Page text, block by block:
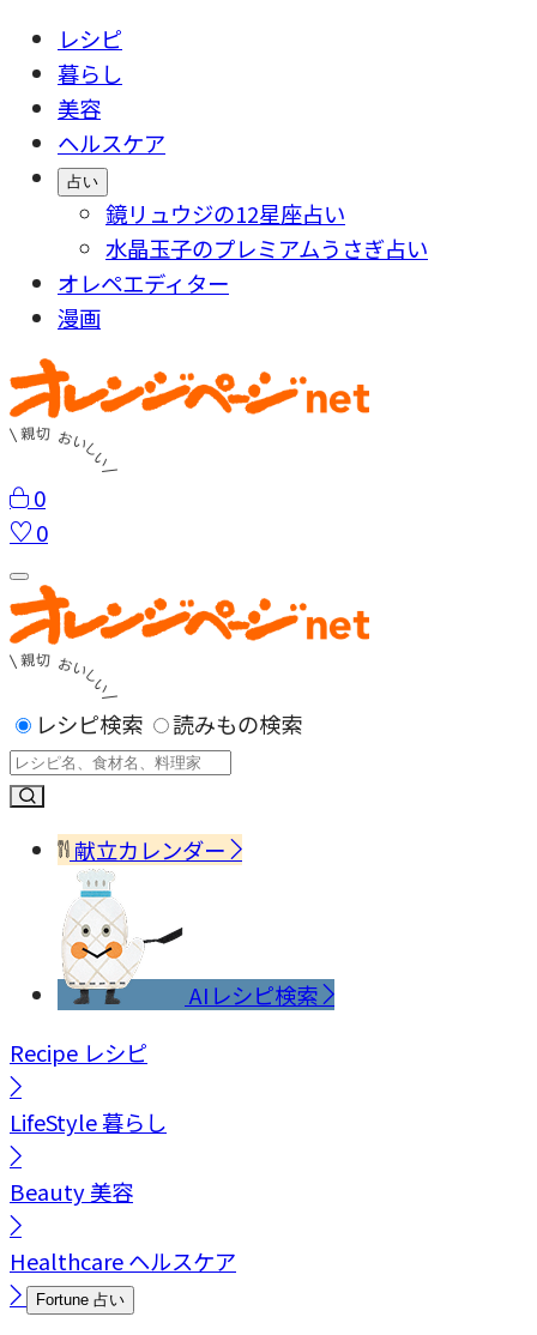
レシピ
暮らし
美容
ヘルスケア
占い
鏡リュウジの12星座占い
水晶玉子のプレミアムうさぎ占い
オレペエディター
漫画
0
0
レシピ検索 読みもの検索
献立カレンダー
AIレシピ検索
Recipe レシピ
LifeStyle暮らし
Beauty美容
Healthcareヘルスケア
Fortune 占い